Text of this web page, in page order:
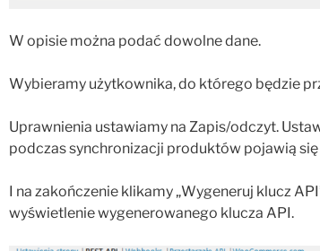
W opisie można podać dowolne dane.
Wybieramy użytkownika, do którego będzie
Uprawnienia ustawiamy na Zapis/odczyt.
podczas synchronizacji produktów pojawią się
I na zakończenie klikamy „Wygeneruj klucz
wyświetlenie wygenerowanego klucza API.